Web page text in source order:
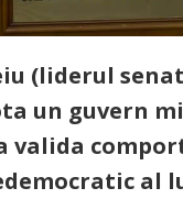
(liderul
un guvern
valida
al